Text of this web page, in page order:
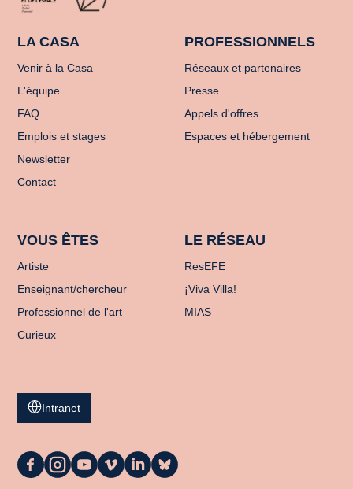
LA CASA
Venir à la Casa
L'équipe
FAQ
Emplois et stages
Newsletter
Contact
PROFESSIONNELS
Réseaux et partenaires
Presse
Appels d'offres
Espaces et hébergement
VOUS ÊTES
Artiste
Enseignant/chercheur
Professionnel de l'art
Curieux
LE RÉSEAU
ResEFE
¡Viva Villa!
MIAS
Intranet
La
La
La
La
La
La